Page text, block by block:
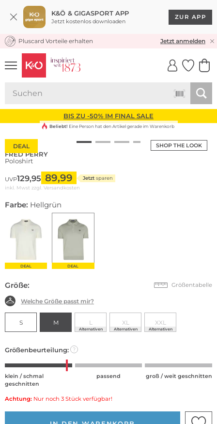
K&Ö & GIGASPORT APP
Jetzt kostenlos downloaden
ZUR APP
KOSTENLOSER VERSAND* & RÜCKVERSAND
Pluscard Vorteile erhalten Jetzt anmelden
UNSERE APP
CLICK &
BIS ZU -50% IM FINAL SALE
SHOP THE LOOK
DEAL
Beliebt! Eine Person hat den Artikel gerade im Warenkorb
FRED PERRY
Poloshirt
UVP129,95 89,99 Jetzt sparen
inkl. Mwst zzgl. Versandkosten
Farbe: Hellgrün
DEAL DEAL
Größe: Größentabelle
Welche Größe passt mir?
S M L
Alternativen
XL
Alternativen
XXL
Alternativen
Größenbeurteilung: ?
klein / schmal
geschnitten
passend groß / weit geschnitten
Achtung: Nur noch 3 Stück verfügbar!